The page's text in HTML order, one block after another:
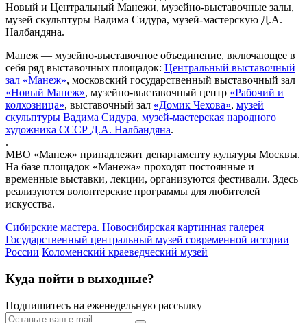
Новый и Центральный Манежи, музейно-выставочные залы,
музей скульптуры Вадима Сидура, музей-мастерскую Д.А.
Налбандяна.
Манеж — музейно-выставочное объединение, включающее в
себя ряд выставочных площадок: Центральный выставочный
зал «Манеж», московский государственный выставочный зал
«Новый Манеж», музейно-выставочный центр «Рабочий и
колхозница», выставочный зал «Домик Чехова», музей
скульптуры Вадима Сидура, музей-мастерская народного
художника СССР Д.А. Налбандяна.
.
МВО «Манеж» принадлежит департаменту культуры Москвы.
На базе площадок «Манежа» проходят постоянные и
временные выставки, лекции, организуются фестивали. Здесь
реализуются волонтерские программы для любителей
искусства.
Сибирские мастера. Новосибирская картинная галерея
Государственный центральный музей современной истории
России Коломенский краеведческий музей
Куда пойти в выходные?
Подпишитесь на еженедельную рассылку